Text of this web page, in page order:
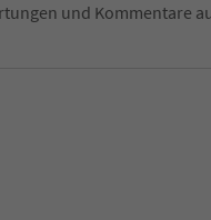
und Kommentare